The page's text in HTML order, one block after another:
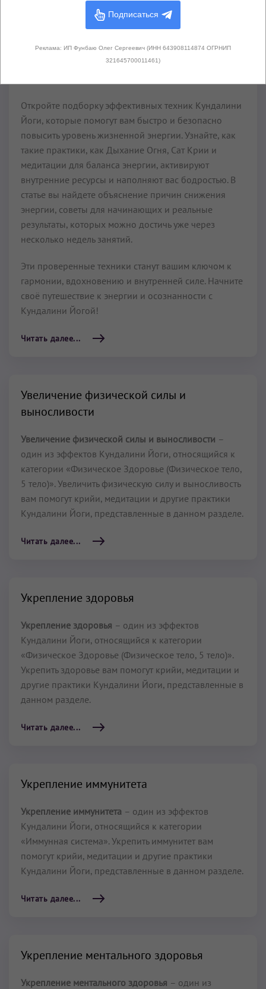
Откройте подборку эффективных техник Кундалини
Йоги, которые помогут вам быстро и безопасно
повысить уровень жизненной энергии. Узнайте, как
такие практики, как Дыхание Огня, Сат Крии и
медитации для баланса энергии, активируют
внутренние ресурсы и наполняют вас бодростью. В
статье вы найдете объяснение причин снижения
энергии, советы для начинающих и реальные
результаты, которых можно достичь уже через
несколько недель занятий.
Эти проверенные техники станут вашим ключом к
гармонии, вдохновению и внутренней силе. Начните
своё путешествие к энергии и осознанности с
Кундалини Йогой!
Читать далее...
Увеличение физической силы и
выносливости
Увеличение физической силы и выносливости –
один из эффектов Кундалини Йоги, относящийся к
категории «Физическое Здоровье (Физическое тело,
5 тело)». Увеличить физическую силу и выносливость
вам помогут крийи, медитации и другие практики
Кундалини Йоги, представленные в данном разделе.
Читать далее...
Укрепление здоровья
Укрепление здоровья – один из эффектов
Кундалини Йоги, относящийся к категории
«Физическое Здоровье (Физическое тело, 5 тело)».
Укрепить здоровье вам помогут крийи, медитации и
другие практики Кундалини Йоги, представленные в
данном разделе.
Читать далее...
Укрепление иммунитета
Укрепление иммунитета – один из эффектов
Кундалини Йоги, относящийся к категории
«Иммунная система». Укрепить иммунитет вам
помогут крийи, медитации и другие практики
Кундалини Йоги, представленные в данном разделе.
Читать далее...
Укрепление ментального здоровья
Укрепление ментального здоровья – один из
Подписаться
Реклама: ИП Фунбаю Олег Сергеевич (ИНН 643908114874 ОГРНИП
321645700011461)